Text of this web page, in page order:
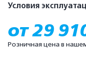
Условия
от 29
Розничная цена в